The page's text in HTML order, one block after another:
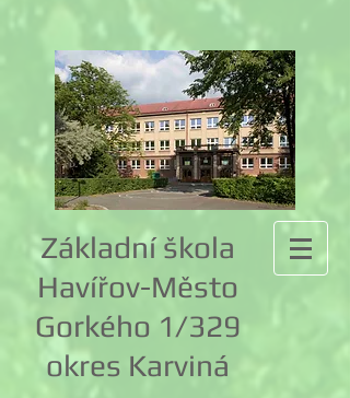
Základní škola
Havířov-Město
Gorkého 1/329
okres Karviná